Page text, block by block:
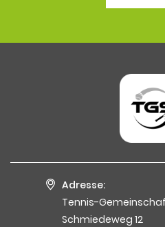
Adresse:
Tennis-
Schmiedeweg 12